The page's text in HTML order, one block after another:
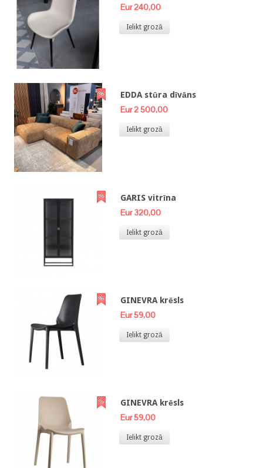
Eur 240,00
Ielikt grozā
EDDA stūra dīvāns
Eur 2 500,00
Ielikt grozā
GARIS vitrīna
Eur 320,00
Ielikt grozā
GINEVRA krēsls
Eur 59,00
Ielikt grozā
GINEVRA krēsls
Eur 59,00
Ielikt grozā